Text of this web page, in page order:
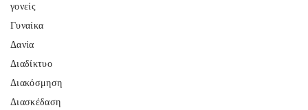
γονείς
Γυναίκα
Δανία
Διαδίκτυο
Διακόσμηση
Διασκέδαση